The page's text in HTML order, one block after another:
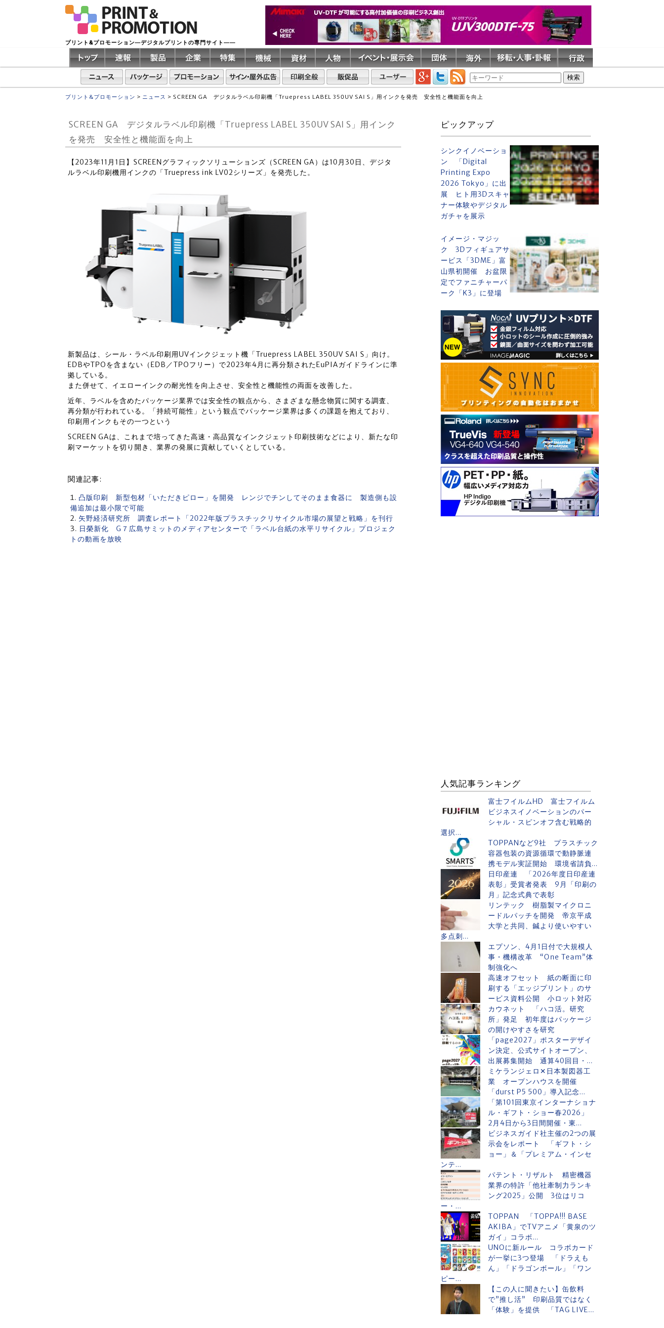
プリント&プロモーション―デジタルプリントの専門サイト――
プリント&プロモーション > ニュース > SCREEN GA デジタルラベル印刷機「Truepress LABEL 350UV SAI S」用インクを発売 安全性と機能面を向上
SCREEN GA デジタルラベル印刷機「Truepress LABEL 350UV SAI S」用インク
を発売 安全性と機能面を向上
【2023年11月1日】SCREENグラフィックソリューションズ（SCREEN GA）は10月30日、デジタ
ルラベル印刷機用インクの「Truepress ink LV02シリーズ」を発売した。
新製品は、シール・ラベル印刷用UVインクジェット機「Truepress LABEL 350UV SAI S」向け。
EDBやTPOを含まない（EDB／TPOフリー）で2023年4月に再分類されたEuPIAガイドラインに準
拠している。
また併せて、イエローインクの耐光性を向上させ、安全性と機能性の両面を改善した。
近年、ラベルを含めたパッケージ業界では安全性の観点から、さまざまな懸念物質に関する調査、
再分類が行われている。「持続可能性」という観点でパッケージ業界は多くの課題を抱えており、
印刷用インクもその一つという
SCREEN GAは、これまで培ってきた高速・高品質なインクジェット印刷技術などにより、新たな印
刷マーケットを切り開き、業界の発展に貢献していくとしている。
関連記事:
凸版印刷 新型包材「いただきピロー」を開発 レンジでチンしてそのまま食器に 製造側も設
備追加は最小限で可能
矢野経済研究所 調査レポート「2022年版プラスチックリサイクル市場の展望と戦略」を刊行
日榮新化 G７広島サミットのメディアセンターで「ラベル台紙の水平リサイクル」プロジェク
トの動画を放映
ピックアップ
シンクイノベーショ
ン 「Digital
Printing Expo
2026 Tokyo」に出
展 ヒト用3Dスキャ
ナー体験やデジタル
ガチャを展示
イメージ・マジッ
ク 3Dフィギュアサ
ービス「3DME」富
山県初開催 お盆限
定でファニチャーパ
ーク「K3」に登場
人気記事ランキング
富士フイルムHD 富士フイルム
ビジネスイノベーションのパー
シャル・スピンオフ含む戦略的
選択...
TOPPANなど9社 プラスチック
容器包装の資源循環で動静脈連
携モデル実証開始 環境省請負...
日印産連 「2026年度日印産連
表彰」受賞者発表 9月「印刷の
月」記念式典で表彰
リンテック 樹脂製マイクロニ
ードルパッチを開発 帝京平成
大学と共同、鍼より使いやすい
多点刺...
エプソン、4月1日付で大規模人
事・機構改革 “One Team”体
制強化へ
高速オフセット 紙の断面に印
刷する「エッジプリント」のサ
ービス資料公開 小ロット対応
カウネット 「ハコ活。研究
所」発足 初年度はパッケージ
の開けやすさを研究
「page2027」ポスターデザイ
ン決定、公式サイトオープン、
出展募集開始 通算40回目・...
ミケランジェロ✕日本製図器工
業 オープンハウスを開催
「durst P5 500」導入記念...
「第101回東京インターナショナ
ル・ギフト・ショー春2026」
2月4日から3日間開催・東...
ビジネスガイド社主催の2つの展
示会をレポート 「ギフト・シ
ョー」＆「プレミアム・インセ
ンテ...
パテント・リザルト 精密機器
業界の特許「他社牽制力ランキ
ング2025」公開 3位はリコ
ー・...
TOPPAN 「TOPPA!!! BASE
AKIBA」でTVアニメ「黄泉のツ
ガイ」コラボ...
UNOに新ルール コラボカード
が一挙に3つ登場 「ドラえも
ん」「ドラゴンボール」「ワン
ピー...
【この人に聞きたい】缶飲料
で”推し活” 印刷品質ではなく
「体験」を提供 「TAG LIVE...